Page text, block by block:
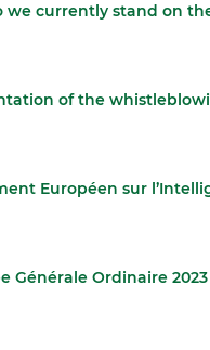
we currently stand on
of the
Européen sur
Générale Ordinaire